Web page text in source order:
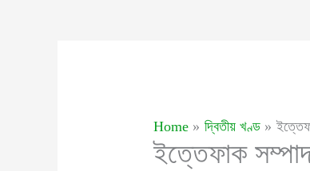
Home দ্বিতীয় খণ্ড
ইত্তেফাক